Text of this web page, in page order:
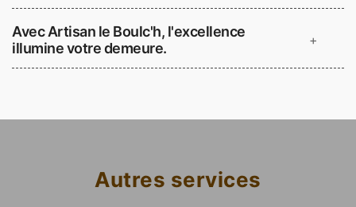
Avec Artisan le Boulc'h, l'excellence
illumine votre demeure.
+
Autres services